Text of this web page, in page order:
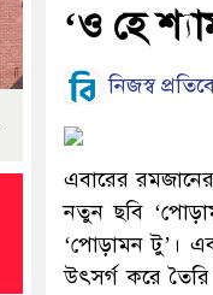
‘ও হে
নিজস্ব
এবারের
নতুন ছবি
‘পোড়ামন টু’।
উৎসর্গ করে